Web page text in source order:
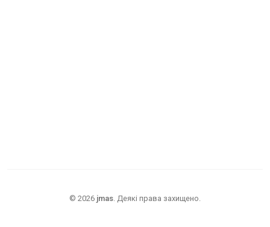
© 2026 jmas. Деякі права захищено.